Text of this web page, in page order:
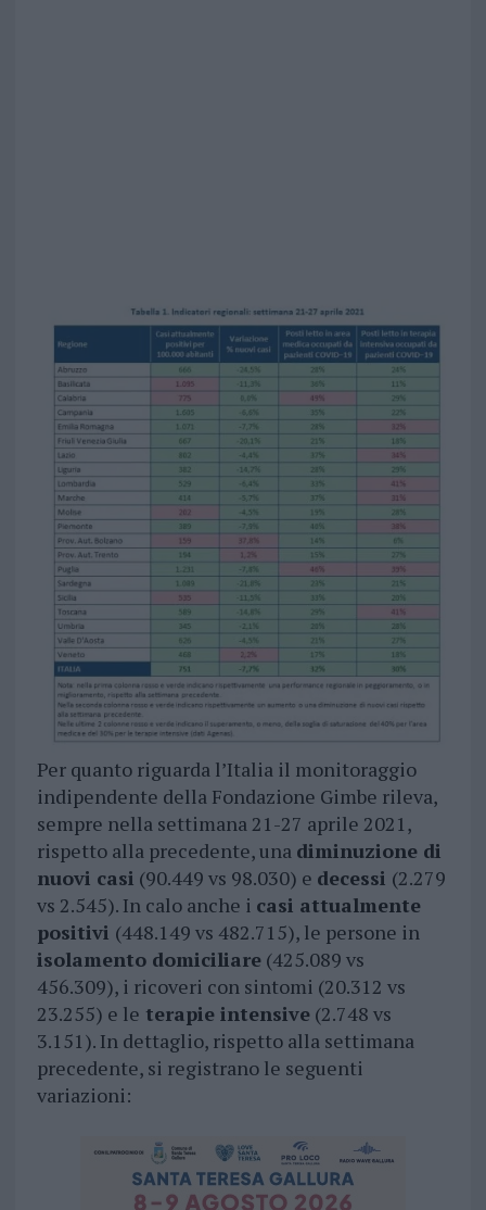
Per quanto riguarda l’Italia il monitoraggio
indipendente della Fondazione Gimbe rileva,
sempre nella settimana 21-27 aprile 2021,
rispetto alla precedente, una diminuzione di
nuovi casi (90.449 vs 98.030) e decessi (2.279
vs 2.545). In calo anche i casi attualmente
positivi (448.149 vs 482.715), le persone in
isolamento domiciliare(425.089 vs
456.309), i ricoveri con sintomi (20.312 vs
23.255) e le terapie intensive(2.748 vs
3.151). In dettaglio, rispetto alla settimana
precedente, si registrano le seguenti
variazioni: